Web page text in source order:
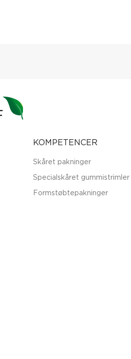
KOMPETENCER
Skåret pakninger
Specialskåret gummistrimler
Formstøbtepakninger